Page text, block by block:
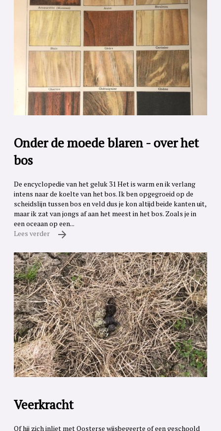
Onder de moede blaren - over het
bos
De encyclopedie van het geluk 31 Het is warm en ik verlang
intens naar de koelte van het bos. Ik ben opgegroeid op de
scheidslijn tussen bos en veld dus je kon altijd beide kanten uit,
maar ik zat van jongs af aan het meest in het bos. Zoals je in
een oceaan op een...
Lees verder
Veerkracht
Of hij zich inliet met Oosterse wijsbegeerte of een geschoold